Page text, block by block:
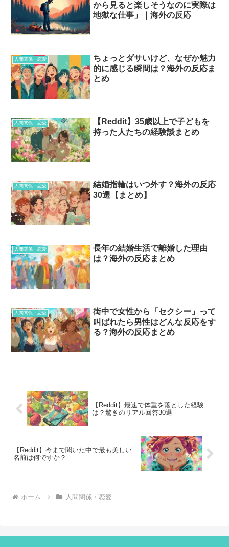
から見ると楽しそうなのに実際は
地獄な仕事」｜海外の反応
人間関係・恋愛
ちょっとダサいけど、なぜか魅力
的に感じる瞬間は？海外の反応ま
とめ
人間関係・恋愛
【Reddit】35歳以上で子どもを
持った人たちの経験談まとめ
人間関係・恋愛
結婚指輪はいつ外す？海外の反応
30選【まとめ】
人間関係・恋愛
長年の結婚生活で離婚した理由
は？海外の反応まとめ
人間関係・恋愛
街中で女性から「セクシー」って
叫ばれたら男性はどんな反応をす
る？海外の反応まとめ
【Reddit】最速で体重を落とした経験
は？驚きのリアル回答30選
【Reddit】今まで聞いた中で最も美しい
名前は何ですか？
ホーム 人間関係・恋愛